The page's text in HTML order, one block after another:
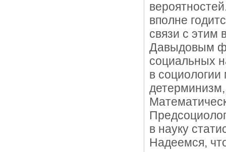
вполне
связи с этим
Давыдовым
социальных
в
в науку
Надеемся,